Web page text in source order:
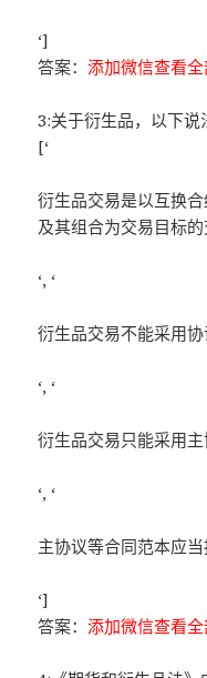
‘]
答案：添加微信查看
3:关于衍生品，以下说
[‘
衍生品交易是以互换
及其组合为交易目标
‘, ‘
衍生品交易不能采用
‘, ‘
衍生品交易只能采用
‘, ‘
主协议等合同范本应
‘]
答案：添加微信查看